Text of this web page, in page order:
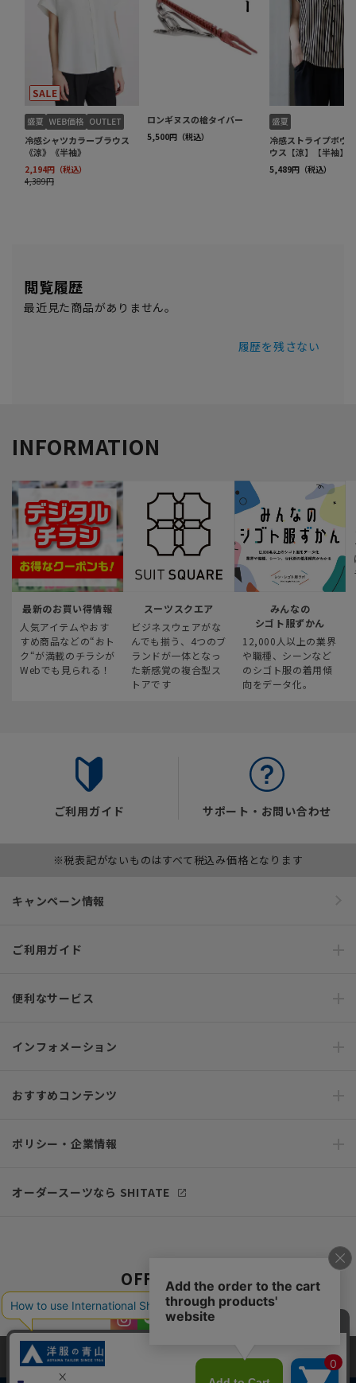
閲覧履歴
最近見た商品がありません。
履歴を残さない
INFORMATION
最新のお買い得情報
人気アイテムやおす
すめ商品などの“おト
ク“が満載のチラシが
Webでも見られる！
スーツスクエア
ビジネスウェアがな
んでも揃う、4つのブ
ランドが一体となっ
た新感覚の複合型ス
トアです
みんなの
シゴト服ずかん
12,000人以上の業界
や職種、シーンなど
のシゴト服の着用傾
向をデータ化。
ご利用ガイド サポート・お問い合わせ
※税表記がないものはすべて税込み価格となります
キャンペーン情報
ご利用ガイド
便利なサービス
インフォメーション
おすすめコンテンツ
ポリシー・企業情報
オーダースーツなら SHITATE
OFFICIAL SNS
当サイトでは、快適な閲覧体験とコンテンツ改善のためにCookieを使用